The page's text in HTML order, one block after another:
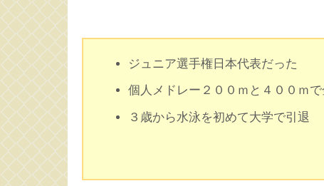
ジュニア選手権日本代表だった
個人メドレー２００ｍと４００ｍ
３歳から水泳を初めて大学で引退